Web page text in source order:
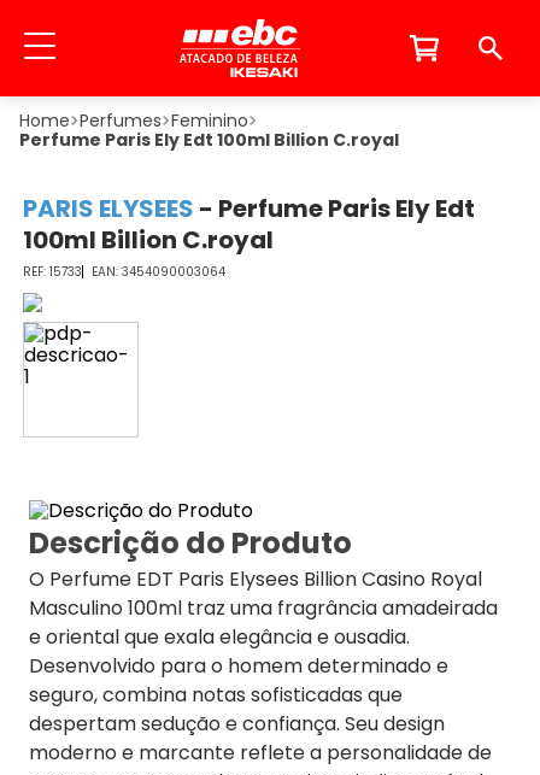
Perfumes Feminino
Perfume Paris Ely Edt 100ml Billion C.royal
PARIS ELYSEES - Perfume Paris Ely Edt
100ml Billion C.royal
15733 3454090003064
Descrição do Produto
O Perfume EDT Paris Elysees Billion Casino Royal
Masculino 100ml traz uma fragrância amadeirada
e oriental que exala elegância e ousadia.
Desenvolvido para o homem determinado e
seguro, combina notas sofisticadas que
despertam sedução e confiança. Seu design
moderno e marcante reflete a personalidade de